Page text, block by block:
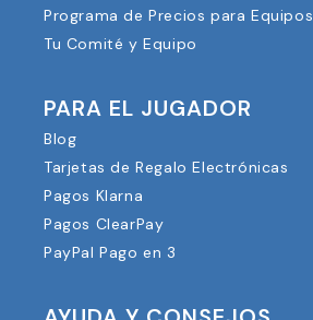
Programa de Precios para Equipos
Tu Comité y Equipo
PARA EL JUGADOR
Blog
Tarjetas de Regalo Electrónicas
Pagos Klarna
Pagos ClearPay
PayPal Pago en 3